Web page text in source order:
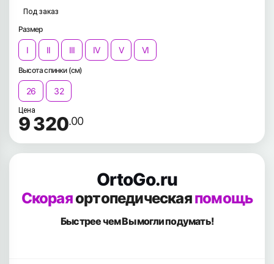
Под заказ
Размер
I II III IV V VI
Высота спинки (см)
26 32
Цена
9 320.00
OrtoGo.ru
Скораяортопедическаяпомощь
Быстрее чем Вымогли подумать!